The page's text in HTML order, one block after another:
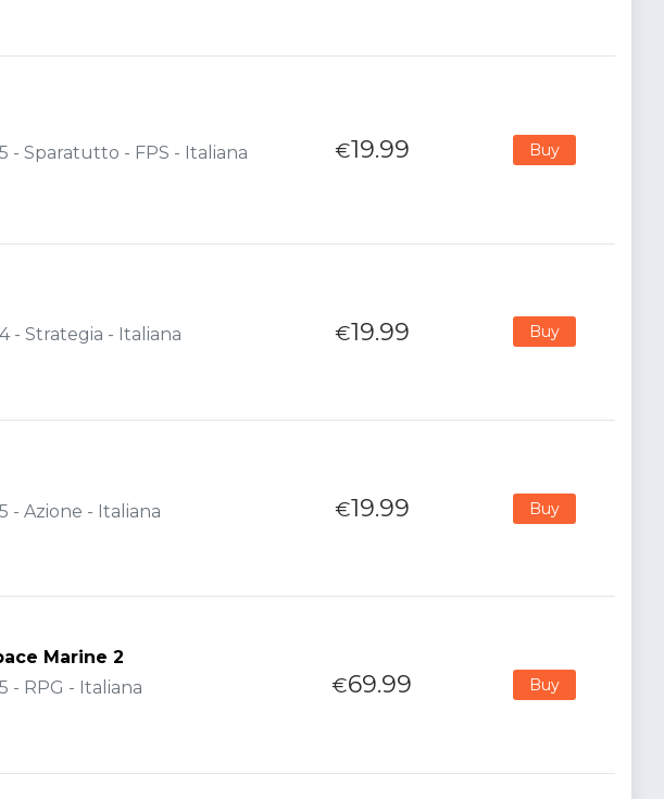
- Sparatutto - FPS - Italiana
€19.99 Buy
- Strategia - Italiana
€19.99 Buy
- Azione - Italiana
€19.99 Buy
Marine 2
- RPG - Italiana
€69.99 Buy